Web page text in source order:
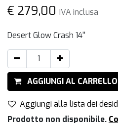
€ 279,00 IVA inclusa
Desert Glow Crash 14''
AGGIUNGI AL CARRELLO
Aggiungi alla lista dei
Prodotto non disponibile.